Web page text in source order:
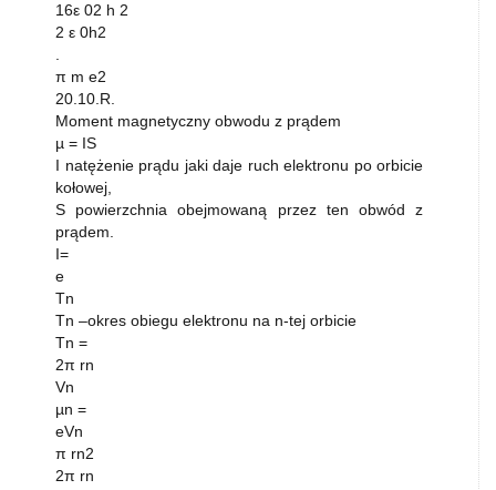
16ε 02 h 2
2 ε 0h2
π m e2
20.10.R.
Moment magnetyczny obwodu z prądem
µ = IS
I natężenie prądu jaki daje ruch elektronu po orbicie
kołowej,
S powierzchnia obejmowaną przez ten obwód z
prądem.
I=
e
Tn
Tn –okres obiegu elektronu na n-tej orbicie
Tn =
2π rn
Vn
µn =
eVn
π rn2
2π rn